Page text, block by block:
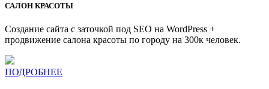
САЛОН КРАСОТЫ
Создание сайта с заточкой под SEO на WordPress +
продвижение салона красоты по городу на 300к человек.
ПОДРОБНЕЕ